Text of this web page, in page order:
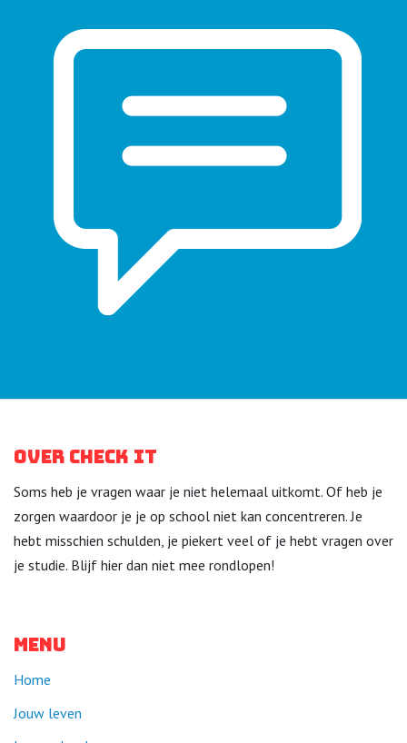
Over Check it
Soms heb je vragen waar je niet helemaal uitkomt. Of heb je
zorgen waardoor je je op school niet kan concentreren. Je
hebt misschien schulden, je piekert veel of je hebt vragen over
je studie. Blijf hier dan niet mee rondlopen!
Menu
Home
Jouw leven